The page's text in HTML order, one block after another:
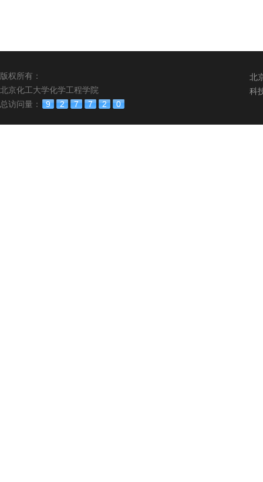
版权所有：
北京化工大学化学工程学院
总访问量：
9 2 7 7 2 0
北
科